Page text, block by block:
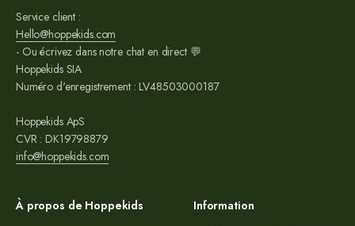
Service client :
Hello@hoppekids.com
- Ou écrivez dans notre chat en direct 💬
Hoppekids SIA
Numéro d'enregistrement : LV48503000187
Hoppekids ApS
CVR : DK19798879
info@hoppekids.com
À propos de Hoppekids
Information